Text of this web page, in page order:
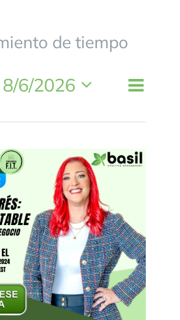
de tiempo
Views
Event
List
8/6/2026